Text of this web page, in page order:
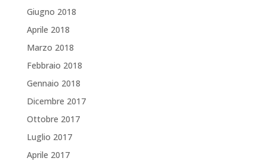
Giugno 2018
Aprile 2018
Marzo 2018
Febbraio 2018
Gennaio 2018
Dicembre 2017
Ottobre 2017
Luglio 2017
Aprile 2017